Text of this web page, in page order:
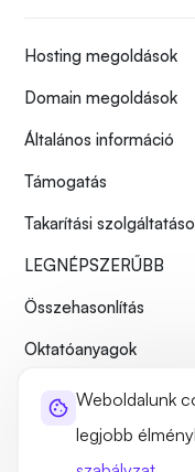
Weboldalunk
legjobb
Hosting megoldások
Domain megoldások
Általános információ
Támogatás
Takarítási
LEGNÉPSZERŰBB
Összehasonlítás
Oktatóanyagok
Rólunk
Adatvédelmi szabályzat